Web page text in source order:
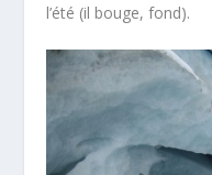
l’été (il bouge, fond).